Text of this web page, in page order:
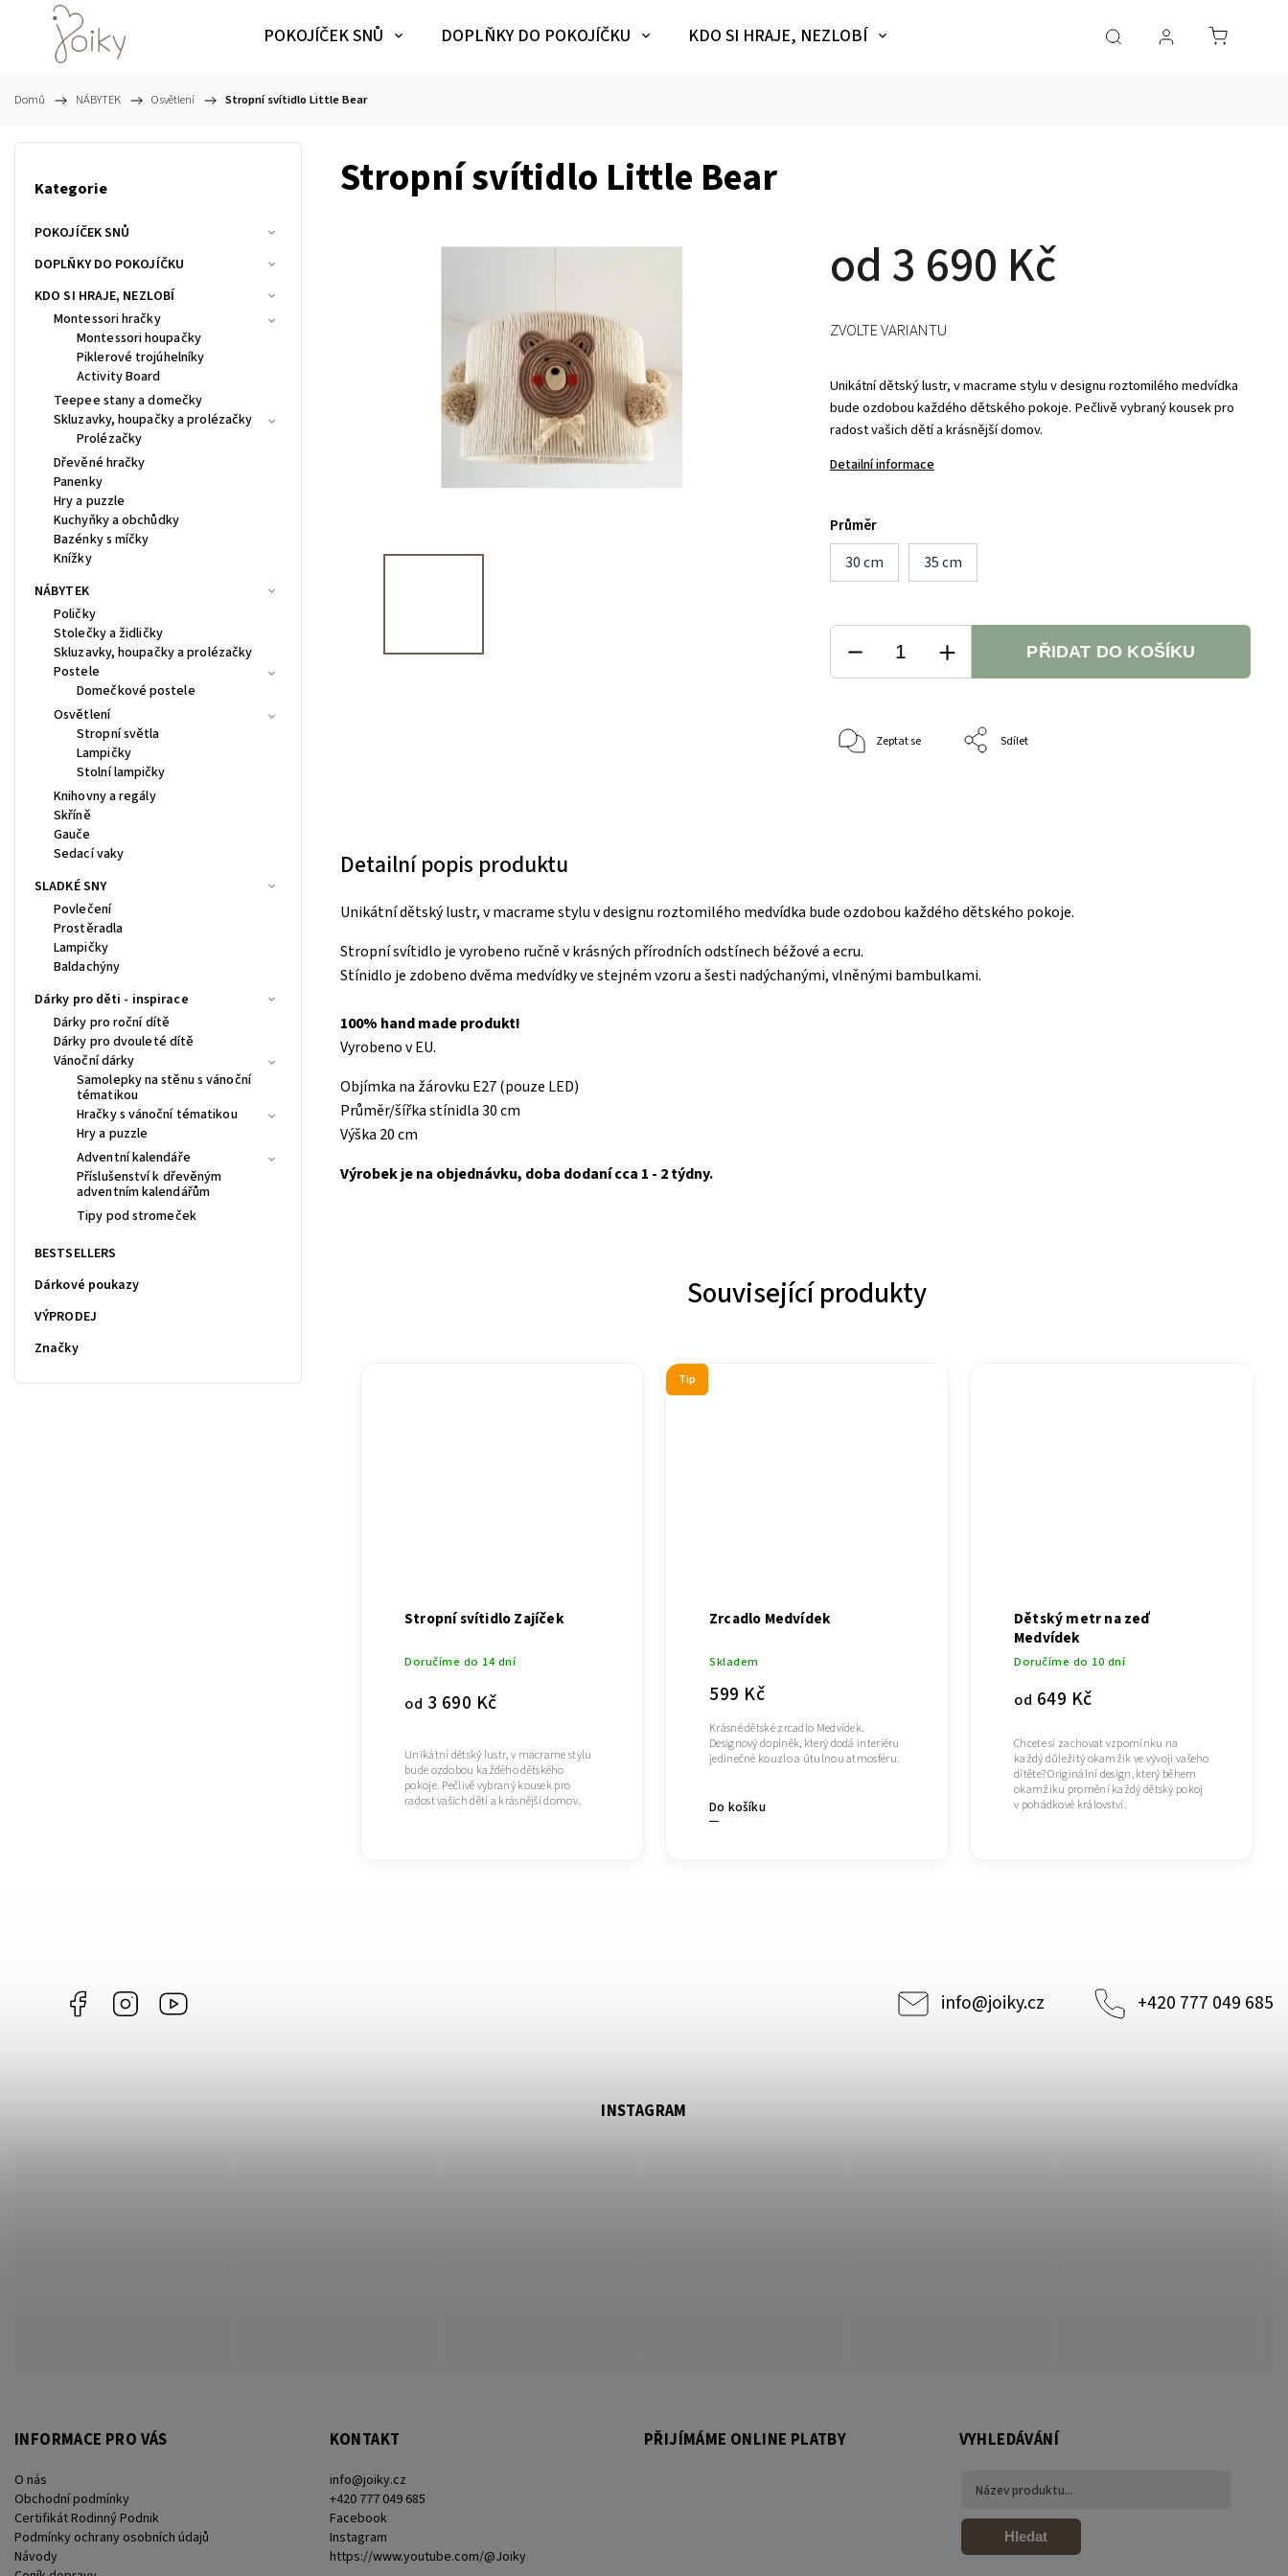
POKOJÍČEK SNŮ DOPLŇKY DO POKOJÍČKU KDO SI HRAJE, NEZLOBÍ SLADKÉ SNY Dárky pro
Domů / NÁBYTEK / Osvětlení / Stropní svítidlo Little Bear
Kategorie
POKOJÍČEK SNŮ
DOPLŇKY DO POKOJÍČKU
KDO SI HRAJE, NEZLOBÍ
Montessori hračky
Montessori houpačky
Piklerové trojúhelníky
Activity Board
Teepee stany a domečky
Skluzavky, houpačky a prolézačky
Prolézačky
Dřevěné hračky
Panenky
Hry a puzzle
Kuchyňky a obchůdky
Bazénky s míčky
Knížky
NÁBYTEK
Poličky
Stolečky a židličky
Skluzavky, houpačky a prolézačky
Postele
Domečkové postele
Osvětlení
Stropní světla
Lampičky
Stolní lampičky
Knihovny a regály
Skříně
Gauče
Sedací vaky
SLADKÉ SNY
Povlečení
Prostěradla
Lampičky
Baldachýny
Dárky pro děti - inspirace
Dárky pro roční dítě
Dárky pro dvouleté dítě
Vánoční dárky
Samolepky na stěnu s vánoční
tématikou
Hračky s vánoční tématikou
Hry a puzzle
Adventní kalendáře
Příslušenství k dřevěným
adventním kalendářům
Tipy pod stromeček
BESTSELLERS
Dárkové poukazy
VÝPRODEJ
Značky
Stropní svítidlo Little Bear
od 3 690 Kč
Unikátní dětský lustr, v macrame stylu v designu roztomilého medvídka
bude ozdobou každého dětského pokoje. Pečlivě vybraný kousek pro
radost vašich dětí a krásnější domov.
Detailní informace
Průměr
30 cm
35 cm
ZVOLTE VARIANTU
PŘIDAT DO KOŠÍKU
Zeptat se Sdílet
Detailní popis produktu
Unikátní dětský lustr, v macrame stylu v designu roztomilého medvídka bude ozdobou každého dětského pokoje.
Stropní svítidlo je vyrobeno ručně v krásných přírodních odstínech béžové a ecru.
Stínidlo je zdobeno dvěma medvídky ve stejném vzoru a šesti nadýchanými, vlněnými bambulkami.
100% hand made produkt!
Vyrobeno v EU.
Objímka na žárovku E27 (pouze LED)
Průměr/šířka stínidla 30 cm
Výška 20 cm
Výrobek je na objednávku, doba dodaní cca 1 - 2 týdny.
Související produkty
Stropní svítidlo Zajíček
Doručíme do 14 dní
od 3 690 Kč
Unikátní dětský lustr, v macrame stylu
bude ozdobou každého dětského
pokoje. Pečlivě vybraný kousek pro
radost vašich dětí a krásnější domov.
Tip
Zrcadlo Medvídek
Skladem
599 Kč
Do košíku
Krásné dětské zrcadlo Medvídek.
Designový doplněk, který dodá interiéru
jedinečné kouzlo a útulnou atmosféru.
Dětský metr na zeď
Medvídek
Doručíme do 10 dní
od 649 Kč
Chcete si zachovat vzpomínku na
každý důležitý okamžik ve vývoji vašeho
dítěte? Originální design, který během
okamžiku promění každý dětský pokoj
v pohádkové království.
Facebook Instagram info@joiky.cz +420 777 049 685
INFORMACE PRO VÁS
O nás
Obchodní podmínky
Certifikát Rodinný Podnik
Podmínky ochrany osobních údajů
Návody
KONTAKT
info@joiky.cz
+420 777 049 685
Facebook
Instagram
https://www.youtube.com/@Joiky
PŘIJÍMÁME ONLINE PLATBY
INSTAGRAM
VYHLEDÁVÁNÍ
Hledat